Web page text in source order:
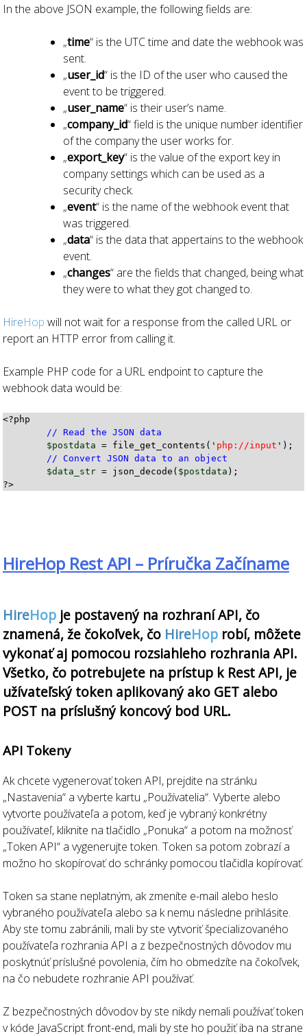
In the above JSON example, the following fields are:
„time“ is the UTC time and date the webhook was
sent.
„user_id“ is the ID of the user who caused the
event to be triggered.
„user_name“ is their user’s name.
„company_id“ field is the unique number identifier
of the company the user works for.
„export_key“ is the value of the export key in
company settings which can be used as a
security check.
„event“ is the name of the webhook event that
was triggered.
„data“ is the data that appertains to the webhook
event.
„changes“ are the fields that changed, being what
they were to what they got changed to.
HireHop will not wait for a response from the called URL or
report an HTTP error from calling it.
Example PHP code for a URL endpoint to capture the
webhook data would be:
<?php
// Read the JSON data
$postdata = file_get_contents(' php://input ');
// Convert JSON data to an object
$data_str = json_decode( $postdata );
HireHop Rest API – Príručka Začíname
HireHop je postavený na rozhraní API, čo
znamená, že čokoľvek, čo HireHop robí, môžete
vykonať aj pomocou rozsiahleho rozhrania API.
Všetko, čo potrebujete na prístup k Rest API, je
užívateľský token aplikovaný ako GET alebo
POST na príslušný koncový bod URL.
API Tokeny
Ak chcete vygenerovať token API, prejdite na stránku
„Nastavenia“ a vyberte kartu „Používatelia“. Vyberte alebo
vytvorte používateľa a potom, keď je vybraný konkrétny
používateľ, kliknite na tlačidlo „Ponuka“ a potom na možnosť
„Token API“ a vygenerujte token. Token sa potom zobrazí a
možno ho skopírovať do schránky pomocou tlačidla kopírovať.
Token sa stane neplatným, ak zmeníte e-mail alebo heslo
vybraného používateľa alebo sa k nemu následne prihlásite.
Aby ste tomu zabránili, mali by ste vytvoriť špecializovaného
používateľa rozhrania API a z bezpečnostných dôvodov mu
poskytnúť príslušné povolenia, čím ho obmedzíte na čokoľvek,
na čo nebudete rozhranie API používať.
Z bezpečnostných dôvodov by ste nikdy nemali používať token
v kóde JavaScript front-end, mali by ste ho použiť iba na strane